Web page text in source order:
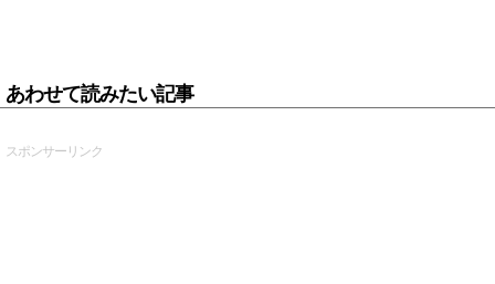
あわせて読みたい記事
スポンサーリンク